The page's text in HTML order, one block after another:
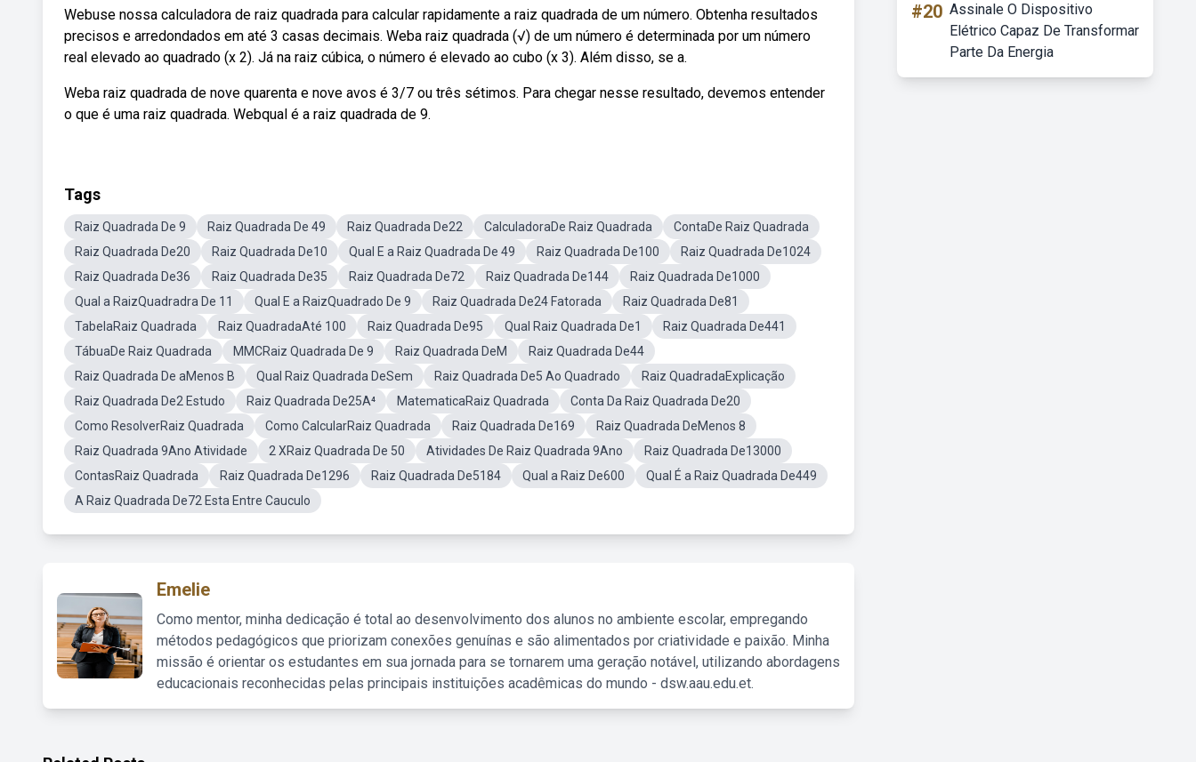
Webuse nossa calculadora de raiz quadrada para calcular rapidamente a raiz quadrada de um número. Obtenha resultados
precisos e arredondados em até 3 casas decimais. Weba raiz quadrada (√) de um número é determinada por um número
real elevado ao quadrado (x 2). Já na raiz cúbica, o número é elevado ao cubo (x 3). Além disso, se a.
Weba raiz quadrada de nove quarenta e nove avos é 3/7 ou três sétimos. Para chegar nesse resultado, devemos entender
o que é uma raiz quadrada. Webqual é a raiz quadrada de 9.
Tags
Raiz Quadrada De 9 Raiz Quadrada De 49 Raiz Quadrada De22 CalculadoraDe Raiz Quadrada
ContaDe Raiz Quadrada
Raiz Quadrada De20
Raiz Quadrada De10 Qual E a Raiz Quadrada De 49 Raiz Quadrada De100
Raiz Quadrada De1024
Raiz Quadrada De36
Raiz Quadrada De35 Raiz Quadrada De72 Raiz Quadrada De144
Raiz Quadrada De1000
Qual a RaizQuadradra De 11
Qual E a RaizQuadrado De 9 Raiz Quadrada De24 Fatorada
Raiz Quadrada De81
TabelaRaiz Quadrada
Raiz QuadradaAté 100 Raiz Quadrada De95 Qual Raiz Quadrada De1
Raiz Quadrada De441
TábuaDe Raiz Quadrada
MMCRaiz Quadrada De 9 Raiz Quadrada DeM
Raiz Quadrada De44
Raiz Quadrada De aMenos B
Qual Raiz Quadrada DeSem Raiz Quadrada De5 Ao Quadrado
Raiz QuadradaExplicação
Raiz Quadrada De2 Estudo
Raiz Quadrada De25A⁴ MatematicaRaiz Quadrada
Conta Da Raiz Quadrada De20
Como ResolverRaiz Quadrada
Como CalcularRaiz Quadrada Raiz Quadrada De169
Raiz Quadrada DeMenos 8
Raiz Quadrada 9Ano Atividade
2 XRaiz Quadrada De 50 Atividades De Raiz Quadrada 9Ano
Raiz Quadrada De13000
ContasRaiz Quadrada
Raiz Quadrada De1296 Raiz Quadrada De5184 Qual a Raiz De600
Qual É a Raiz Quadrada De449
A Raiz Quadrada De72 Esta Entre Cauculo
Emelie
Como mentor, minha dedicação é total ao desenvolvimento dos alunos no ambiente escolar, empregando
métodos pedagógicos que priorizam conexões genuínas e são alimentados por criatividade e paixão. Minha
missão é orientar os estudantes em sua jornada para se tornarem uma geração notável, utilizando abordagens
educacionais reconhecidas pelas principais instituições acadêmicas do mundo - dsw.aau.edu.et.
#20 Assinale O Dispositivo
Elétrico Capaz De Transformar
Parte Da Energia